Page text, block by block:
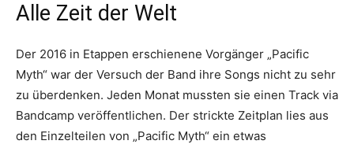
Alle Zeit der Welt
Der 2016 in Etappen erschienene Vorgänger „Pacific
Myth“ war der Versuch der Band ihre Songs nicht zu sehr
zu überdenken. Jeden Monat mussten sie einen Track via
Bandcamp veröffentlichen. Der strickte Zeitplan lies aus
den Einzelteilen von „Pacific Myth“ ein etwas